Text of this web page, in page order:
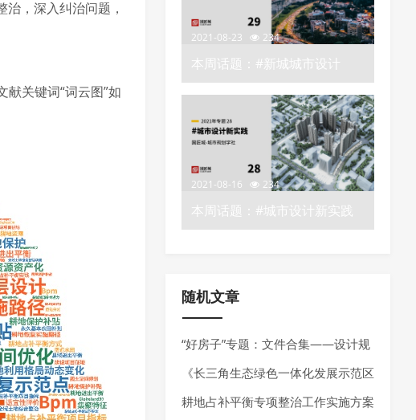
，深入纠治问题，
关键词“词云图”如
2021-08-23 234
本周话题：#新城城市设计
——城市规划学社知识星球
2021-08-16 234
本周话题：#城市设计新实践
——城市规划学社知识星球
随机文章
“好房子”专题：文件合集——设计规
范、技术指南、技术导则
《长三角生态绿色一体化发展示范区
国土空间总体规划实施体检评估报告
耕地占补平衡专项整治工作实施方案